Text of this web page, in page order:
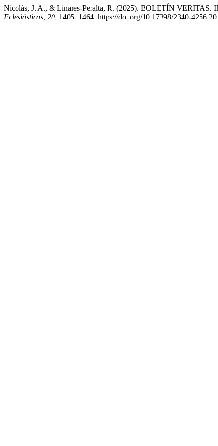
Nicolás, J. A., & Linares-Peralta, R. (2025). BOLETÍN
Eclesiásticas, 20, 1405–1464. https://doi.org/10.17398/2340-